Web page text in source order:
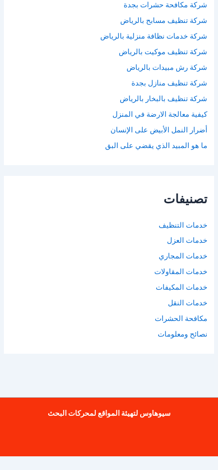
شركة مكافحة حشرات بجدة
شركة تنظيف مسابح بالرياض
شركة خدمات نظافة منزلية بالرياض
شركة تنظيف موكيت بالرياض
شركة رش مبيدات بالرياض
شركة تنظيف منازل بجدة
شركة تنظيف بالبخار بالرياض
كيفية معالجة الارضة في المنزل
أضرار النمل الأبيض على الإنسان
ما هو المبيد الذي يقضي على البق
تصنيفات
خدمات التنظيف
خدمات العزل
خدمات المجاري
خدمات المقاولات
خدمات المكيفات
خدمات النقل
مكافحة الحشرات
نصائح ومعلومات
سيوهاوس لتهيئة المواقع لمحركات البحث